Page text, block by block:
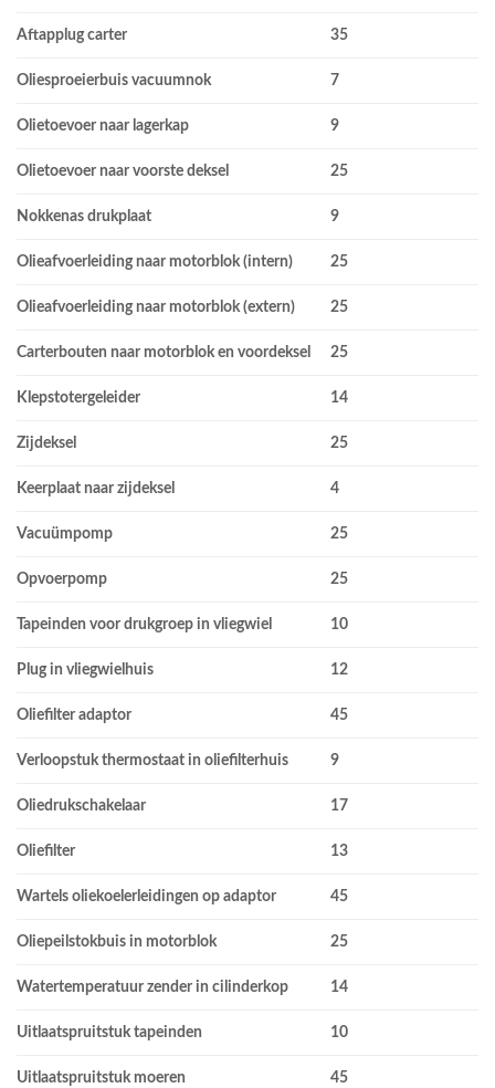
Aftapplug carter 35
Oliesproeierbuis vacuumnok 7
Olietoevoer naar lagerkap 9
Olietoevoer naar voorste deksel 25
Nokkenas drukplaat 9
Olieafvoerleiding naar motorblok (intern) 25
Olieafvoerleiding naar motorblok (extern) 25
Carterbouten naar motorblok en voordeksel 25
Klepstotergeleider 14
Zijdeksel 25
Keerplaat naar zijdeksel 4
Vacuümpomp 25
Opvoerpomp 25
Tapeinden voor drukgroep in vliegwiel 10
Plug in vliegwielhuis 12
Oliefilter adaptor 45
Verloopstuk thermostaat in oliefilterhuis 9
Oliedrukschakelaar 17
Oliefilter 13
Wartels oliekoelerleidingen op adaptor 45
Oliepeilstokbuis in motorblok 25
Watertemperatuur zender in cilinderkop 14
Uitlaatspruitstuk tapeinden 10
Uitlaatspruitstuk moeren 45